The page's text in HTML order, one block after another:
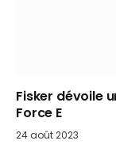
Fisker dévoile
Force E
24 août 2023